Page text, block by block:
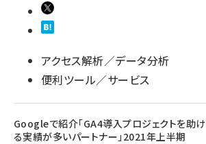
アクセス解析／データ分析
便利ツール／サービス
Googleで紹介「GA4導入プロジェクトを助け
る実績が多いパートナー」2021年上半期